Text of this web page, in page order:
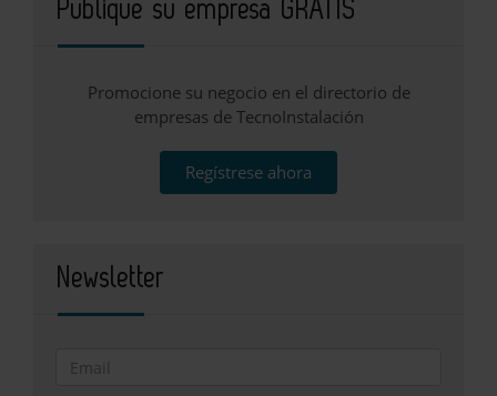
Publique su empresa GRATIS
Promocione su negocio en el directorio de
empresas de TecnoInstalación
Regístrese ahora
Newsletter